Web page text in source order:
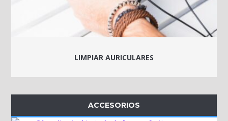
LIMPIAR AURICULARES
ACCESORIOS